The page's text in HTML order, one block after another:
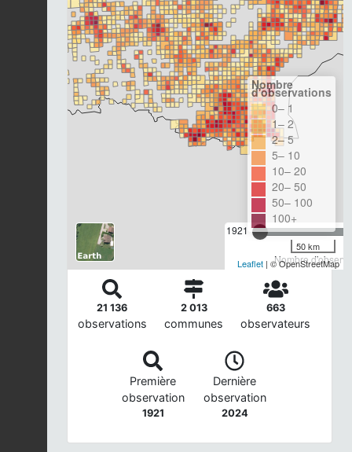
1921
Nombre
Nombre
d'observations
0– 1
1– 2
2– 5
5– 10
10– 20
20– 50
50– 100
100+
50 km
Leaflet | © OpenStreetMap
21 136
observations
2 013
communes
663
observateurs
Première
observation
1921
Dernière
observation
2024